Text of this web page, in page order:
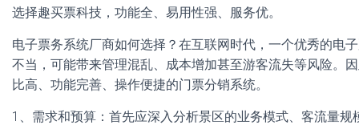
选择趣买票科技，功能全、易用性强、服务优。
电子票务系统厂商如何选择？在互联网时代，一个优秀的电
不当，可能带来管理混乱、成本增加甚至游客流失等风险。
比高、功能完善、操作便捷的门票分销系统。
1、需求和预算：首先应深入分析景区的业务模式、客流量